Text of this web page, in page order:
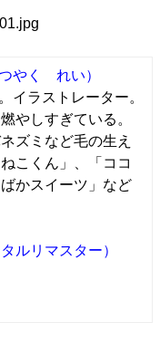
つやく れい）
イラストレーター。
やしすぎている。
ズミなど毛の生え
こくん」、「ココ
かスイーツ」など
ルリマスター）